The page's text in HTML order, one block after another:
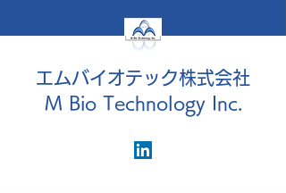
エムバイオテック株式会社
M Bio Technology Inc.